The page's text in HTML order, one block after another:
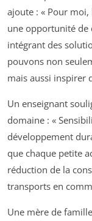
ajoute : « Pour
une opportunité de
intégrant des
pouvons non
mais aussi inspirer
Un enseignant
domaine : «
développement
que chaque petite
réduction de la
transports en
Une mère de famille